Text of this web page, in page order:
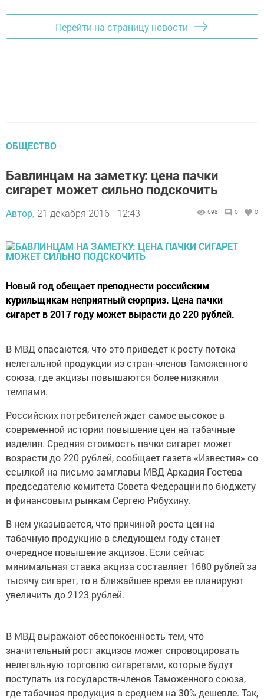
Перейти на страницу новости
ОБЩЕСТВО
Бавлинцам на заметку: цена пачки
сигарет может сильно подскочить
Автор, 21 декабря 2016 - 12:43 698 0 0
Новый год обещает преподнести российским
курильщикам неприятный сюрприз. Цена пачки
сигарет в 2017 году может вырасти до 220 рублей.
В МВД опасаются, что это приведет к росту потока
нелегальной продукции из стран-членов Таможенного
союза, где акцизы повышаются более низкими
темпами.
Российских потребителей ждет самое высокое в
современной истории повышение цен на табачные
изделия. Средняя стоимость пачки сигарет может
возрасти до 220 рублей, сообщает газета «Известия» со
ссылкой на письмо замглавы МВД Аркадия Гостева
председателю комитета Совета Федерации по бюджету
и финансовым рынкам Сергею Рябухину.
В нем указывается, что причиной роста цен на
табачную продукцию в следующем году станет
очередное повышение акцизов. Если сейчас
минимальная ставка акциза составляет 1680 рублей за
тысячу сигарет, то в ближайшее время ее планируют
увеличить до 2123 рублей.
В МВД выражают обеспокоенность тем, что
значительный рост акцизов может спровоцировать
нелегальную торговлю сигаретами, которые будут
поступать из государств-членов Таможенного союза,
где табачная продукция в среднем на 30% дешевле. Так,